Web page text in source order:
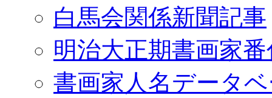
白馬会関係新聞記事
明治大正期書画家
書画家人名データ